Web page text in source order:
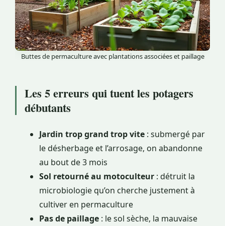
Buttes de permaculture avec plantations associées et paillage
Les 5 erreurs qui tuent les potagers
débutants
Jardin trop grand trop vite : submergé par
le désherbage et l’arrosage, on abandonne
au bout de 3 mois
Sol retourné au motoculteur : détruit la
microbiologie qu’on cherche justement à
cultiver en permaculture
Pas de paillage : le sol sèche, la mauvaise